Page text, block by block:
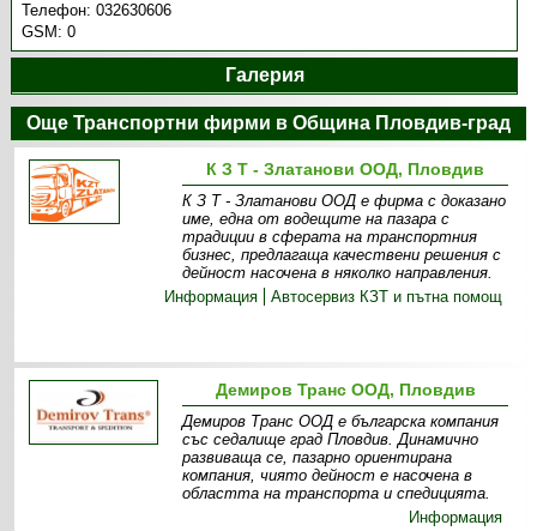
Телефон:032630606
GSM:0
Галерия
Още Транспортни фирми в Община Пловдив-град
К З Т - Златанови ООД, Пловдив
К З Т - Златанови ООД е фирма с доказано
име, една от водещите на пазара с
традиции в сферата на транспортния
бизнес, предлагаща качествени решения с
дейност насочена в няколко направления.
Информация
Автосервиз КЗТ и пътна помощ
Демиров Транс ООД, Пловдив
Демиров Транс ООД е българска компания
със седалище град Пловдив. Динамично
развиваща се, пазарно ориентирана
компания, чиято дейност е насочена в
областта на транспорта и спедицията.
Информация